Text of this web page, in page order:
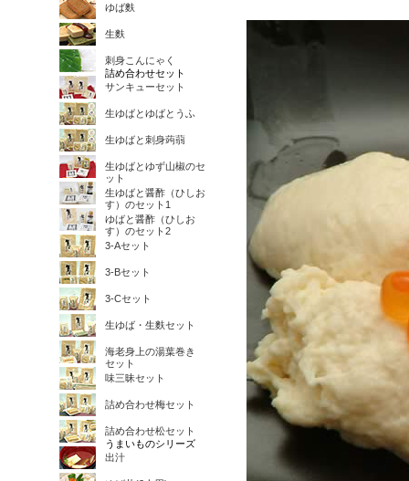
ゆば麩
生麩
刺身こんにゃく
詰め合わせセット
サンキューセット
生ゆばとゆばとうふ
生ゆばと刺身蒟蒻
生ゆばとゆず山椒のセ
ット
生ゆばと醤酢（ひしお
す）のセット1
ゆばと醤酢（ひしお
す）のセット2
3-Aセット
3-Bセット
3-Cセット
生ゆば・生麩セット
海老身上の湯葉巻き
セット
味三昧セット
詰め合わせ梅セット
詰め合わせ松セット
うまいものシリーズ
出汁